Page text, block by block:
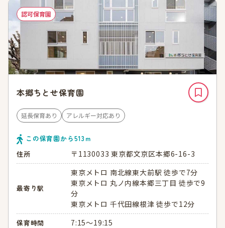
認可保育園
本郷ちとせ保育園
延長保育あり アレルギー対応あり
この保育園から513ｍ
住所
〒1130033 東京都文京区本郷6-16-3
最寄り駅
東京メトロ 南北線東大前駅 徒歩で7分
東京メトロ 丸ノ内線本郷三丁目 徒歩で9
分
東京メトロ 千代田線根津 徒歩で12分
保育時間 7:15～19:15